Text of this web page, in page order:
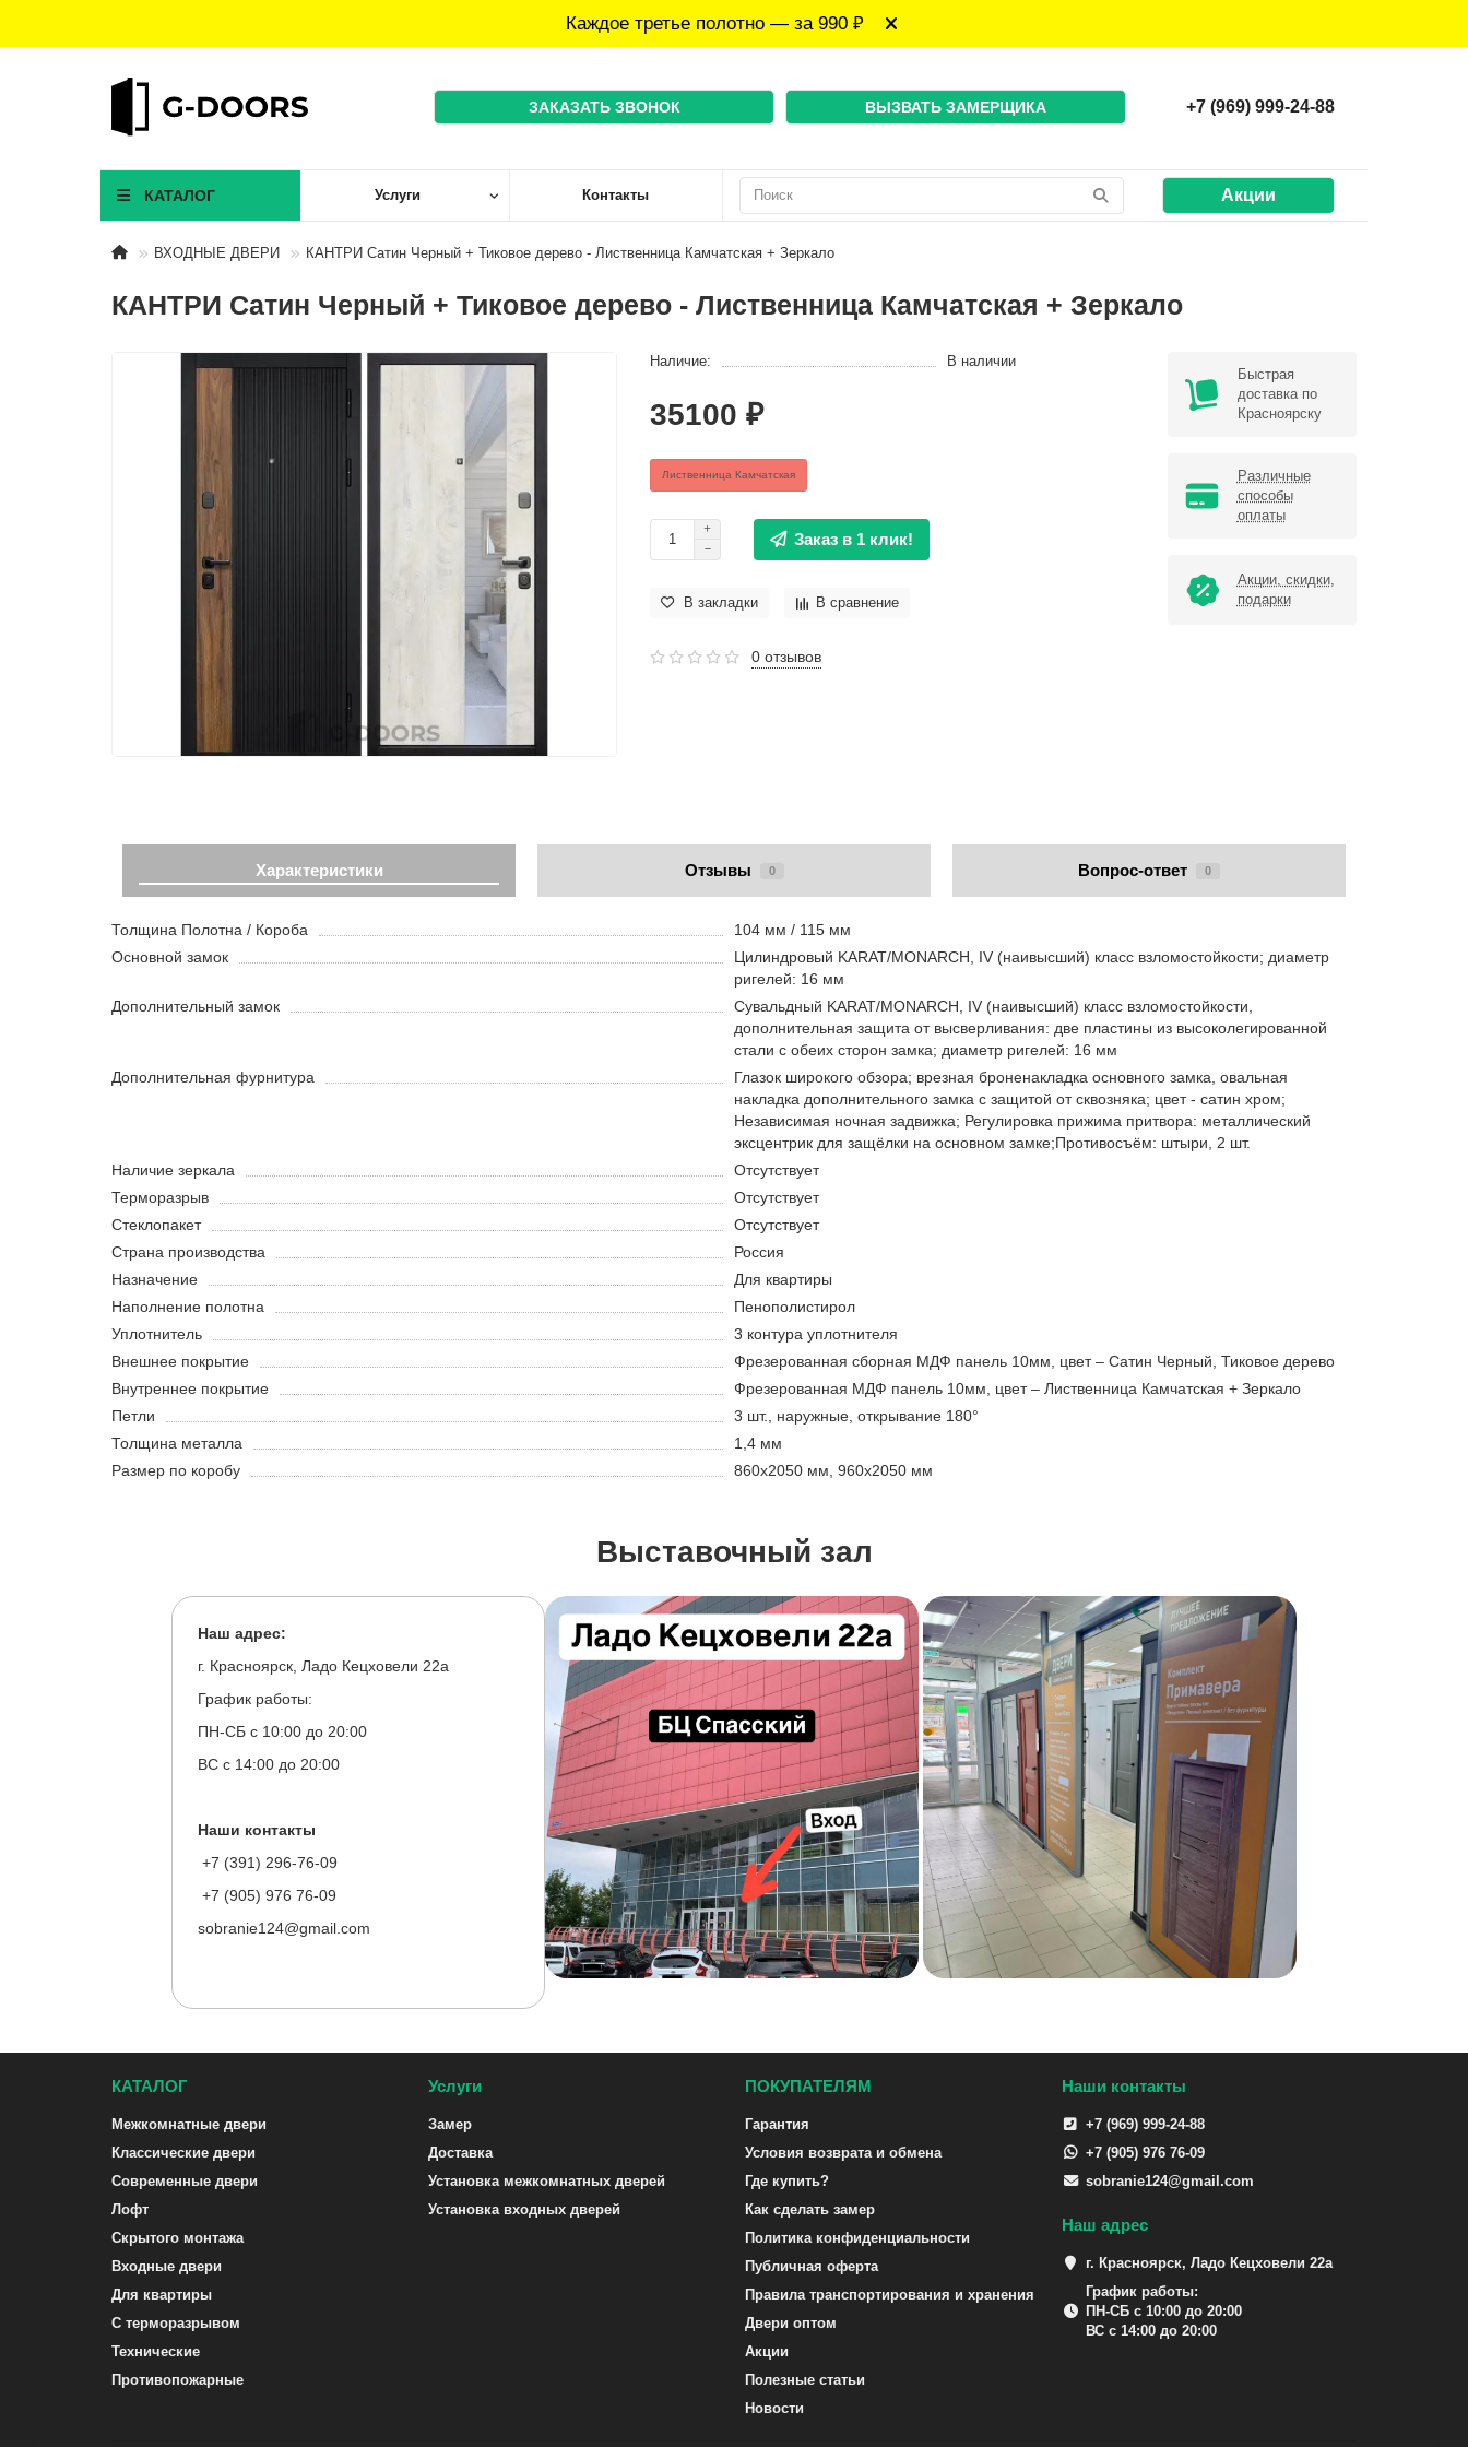
Каждое третье полотно — за 990 ₽
ЗАКАЗАТЬ ЗВОНОК ВЫЗВАТЬ ЗАМЕРЩИКА +7 (969) 999-24-88
КАТАЛОГ Услуги Контакты Акции
ВХОДНЫЕ ДВЕРИ КАНТРИ Сатин Черный + Тиковое дерево - Лиственница Камчатская + Зеркало
КАНТРИ Сатин Черный + Тиковое дерево - Лиственница Камчатская + Зеркало
Наличие: В наличии
35100 ₽
Лиственница Камчатская
Заказ в 1 клик!
В закладки В сравнение
0 отзывов
Быстрая
доставка по
Красноярску
Различные
способы
оплаты
Акции, скидки,
подарки
Характеристики Отзывы 0 Вопрос-ответ 0
Толщина Полотна / Короба
104 мм / 115 мм
Основной замок
Цилиндровый KARAT/MONARCH, IV (наивысший) класс взломостойкости; диаметр
ригелей: 16 мм
Дополнительный замок
Сувальдный KARAT/MONARCH, IV (наивысший) класс взломостойкости,
дополнительная защита от высверливания: две пластины из высоколегированной
стали с обеих сторон замка; диаметр ригелей: 16 мм
Дополнительная фурнитура
Глазок широкого обзора; врезная броненакладка основного замка, овальная
накладка дополнительного замка с защитой от сквозняка; цвет - сатин хром;
Независимая ночная задвижка; Регулировка прижима притвора: металлический
эксцентрик для защёлки на основном замке;Противосъём: штыри, 2 шт.
Наличие зеркала
Отсутствует
Терморазрыв
Отсутствует
Стеклопакет
Отсутствует
Страна производства
Россия
Назначение
Для квартиры
Наполнение полотна
Пенополистирол
Уплотнитель
3 контура уплотнителя
Внешнее покрытие
Фрезерованная сборная МДФ панель 10мм, цвет – Сатин Черный, Тиковое дерево
Внутреннее покрытие
Фрезерованная МДФ панель 10мм, цвет – Лиственница Камчатская + Зеркало
Петли
3 шт., наружные, открывание 180°
Толщина металла
1,4 мм
Размер по коробу
860х2050 мм, 960х2050 мм
Выставочный зал
Наш адрес:
г. Красноярск, Ладо Кецховели 22а
График работы:
ПН-СБ с 10:00 до 20:00
ВС с 14:00 до 20:00
Наши контакты
+7 (391) 296-76-09
+7 (905) 976 76-09
sobranie124@gmail.com
КАТАЛОГ
Межкомнатные двери
Классические двери
Современные двери
Лофт
Скрытого монтажа
Входные двери
Для квартиры
С терморазрывом
Технические
Противопожарные
Услуги
Замер
Доставка
Установка межкомнатных дверей
Установка входных дверей
ПОКУПАТЕЛЯМ
Гарантия
Условия возврата и обмена
Где купить?
Как сделать замер
Политика конфиденциальности
Публичная оферта
Правила транспортирования и хранения
Двери оптом
Акции
Полезные статьи
Новости
Наши контакты
+7 (969) 999-24-88
+7 (905) 976 76-09
sobranie124@gmail.com
Наш адрес
г. Красноярск, Ладо Кецховели 22а
График работы:
ПН-СБ с 10:00 до 20:00
ВС с 14:00 до 20:00